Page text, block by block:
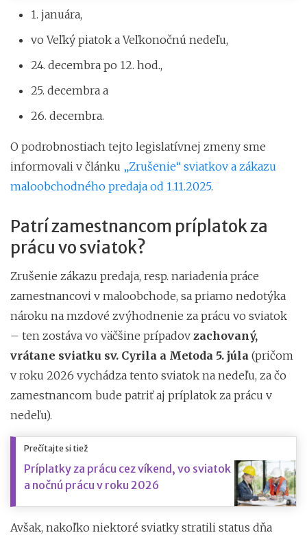
1. januára,
vo Veľký piatok a Veľkonočnú nedeľu,
24. decembra po 12. hod.,
25. decembra a
26. decembra.
O podrobnostiach tejto legislatívnej zmeny sme
informovali v článku „Zrušenie“ sviatkov a zákazu
maloobchodného predaja od 1.11.2025.
Patrí zamestnancom príplatok za
prácu vo sviatok?
Zrušenie zákazu predaja, resp. nariadenia práce
zamestnancovi v maloobchode, sa priamo nedotýka
nároku na mzdové zvýhodnenie za prácu vo sviatok
– ten zostáva vo väčšine prípadov zachovaný,
vrátane sviatku sv. Cyrila a Metoda 5. júla (pričom
v roku 2026 vychádza tento sviatok na nedeľu, za čo
zamestnancom bude patriť aj príplatok za prácu v
nedeľu).
Prečítajte si tiež
Príplatky za prácu cez víkend, vo sviatok
a nočnú prácu v roku 2026
Avšak, nakoľko niektoré sviatky stratili status dňa